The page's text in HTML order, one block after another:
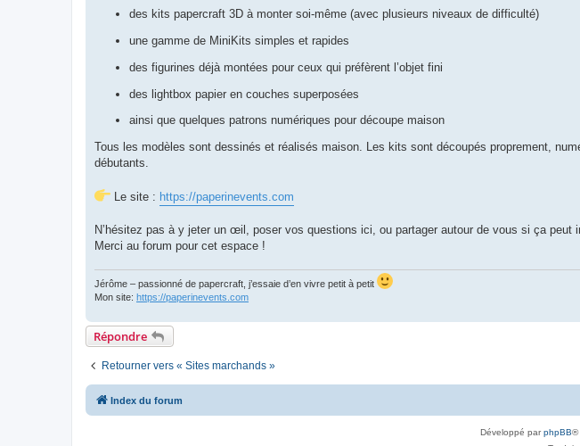
des kits papercraft 3D à monter soi-même (avec plusieurs niveaux de difficulté)
une gamme de MiniKits simples et rapides
des figurines déjà montées pour ceux qui préfèrent l’objet fini
des lightbox papier en couches superposées
ainsi que quelques patrons numériques pour découpe maison
Tous les modèles sont dessinés et réalisés maison. Les kits sont découpés proprement,
débutants.
Le site : https://paperinevents.com
N’hésitez pas à y jeter un œil, poser vos questions ici, ou partager autour de vous si ça peut
Merci au forum pour cet espace !
Jérôme – passionné de papercraft, j’essaie d’en vivre petit à petit
Mon site: https://paperinevents.com
Répondre
Retourner vers « Sites marchands »
Index du forum
Développé parphpBB®